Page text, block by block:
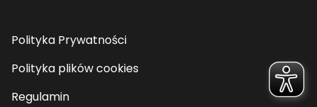
Polityka Prywatności
Polityka plików cookies
Regulamin